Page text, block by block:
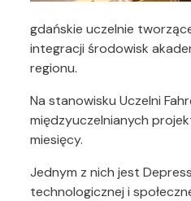
gdańskie uczelnie
integracji środowisk
regionu.
Na stanowisku Uczelni
międzyuczelnianych
miesięcy.
Jednym z nich jest
technologicznej i